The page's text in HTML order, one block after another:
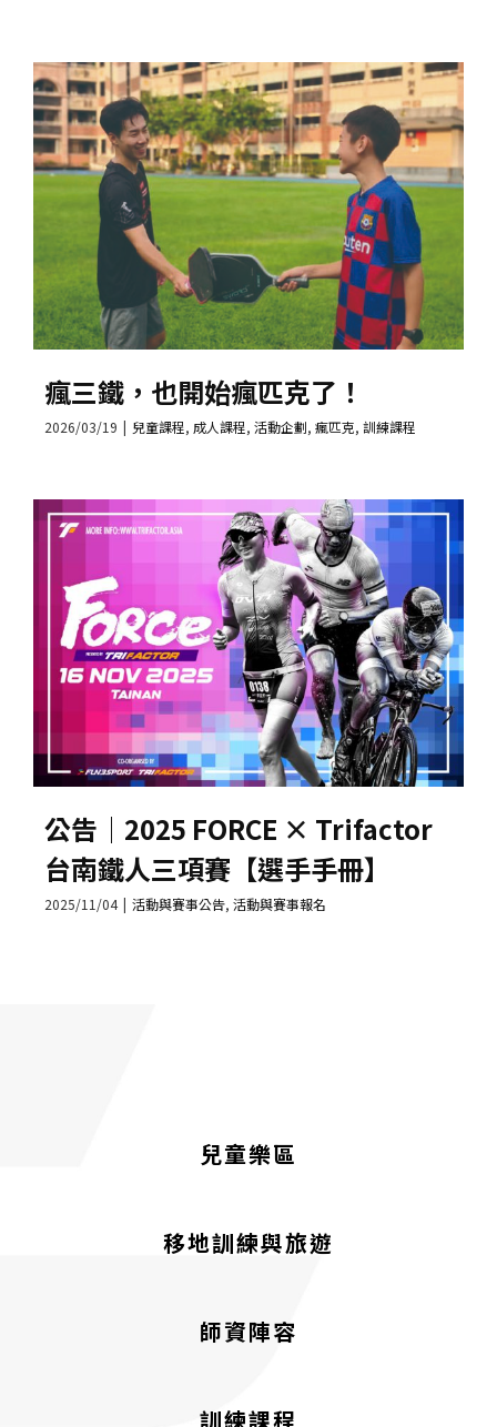
瘋三鐵，也開始瘋匹克了！
2026/03/19 | 兒童課程, 成人課程, 活動企劃, 瘋匹克, 訓練課程
公告│2025 FORCE × Trifactor
台南鐵人三項賽【選手手冊】
2025/11/04 | 活動與賽事公告, 活動與賽事報名
兒童樂區
移地訓練與旅遊
師資陣容
訓練課程